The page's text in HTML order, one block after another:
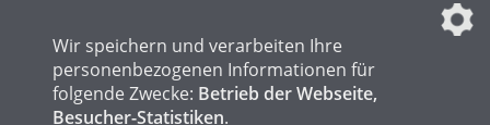
IMPRESSUM
FAQ
DATENSCHUTZEINSTELLUNGEN
Wir speichern und verarbeiten Ihre
personenbezogenen Informationen für
folgende Zwecke: Betrieb der Webseite,
Besucher-Statistiken.